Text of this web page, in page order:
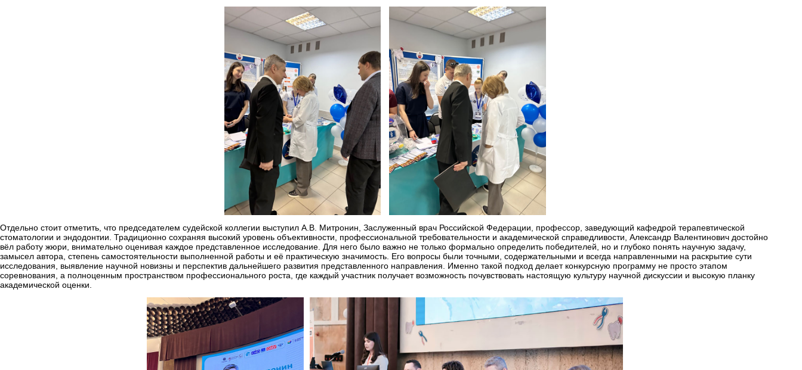
Отдельно стоит отметить, что председателем судейской коллегии выступил А.В. Митронин, Заслуженный врач Российской Федерации, профессор, заведующий кафедрой терапевтической
стоматологии и эндодонтии. Традиционно сохраняя высокий уровень объективности, профессиональной требовательности и академической справедливости, Александр Валентинович достойно
вёл работу жюри, внимательно оценивая каждое представленное исследование. Для него было важно не только формально определить победителей, но и глубоко понять научную задачу,
замысел автора, степень самостоятельности выполненной работы и её практическую значимость. Его вопросы были точными, содержательными и всегда направленными на раскрытие сути
исследования, выявление научной новизны и перспектив дальнейшего развития представленного направления. Именно такой подход делает конкурсную программу не просто этапом
соревнования, а полноценным пространством профессионального роста, где каждый участник получает возможность почувствовать настоящую культуру научной дискуссии и высокую планку
академической оценки.